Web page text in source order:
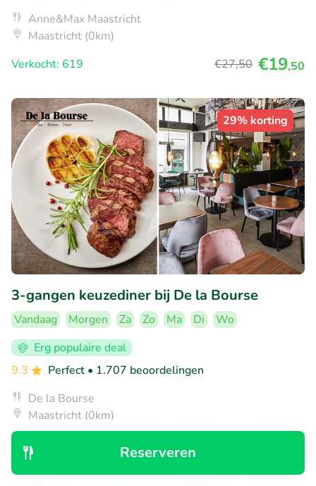
Reserveren
Anne&Max Maastricht
Maastricht (0km)
Verkocht: 619
€27,50 €19,50
29% korting
3-gangen keuzediner bij De la Bourse
Vandaag Morgen Za Zo Ma Di
Wo
Erg populaire deal
9.3
Perfect • 1.707 beoordelingen
De la Bourse
Maastricht (0km)
Verkocht: 850
€28